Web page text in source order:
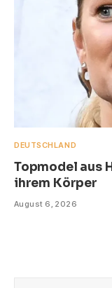
DEUTSCHLAND
Topmodel aus
ihrem Körper
August 6, 2026